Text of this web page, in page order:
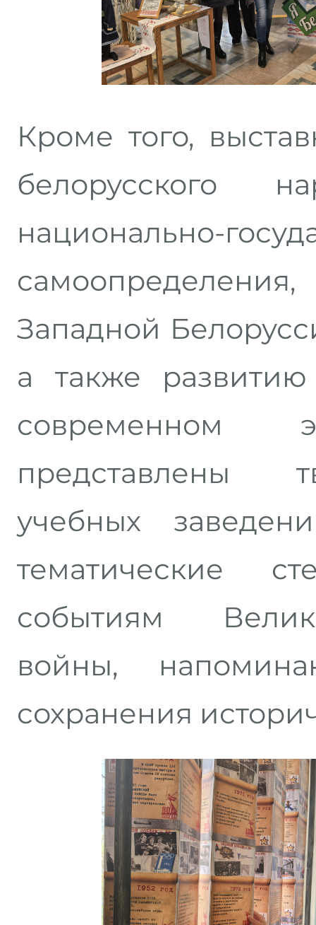
Кроме того,
белорусского
национально-
Западной
а также
представлены
учебных
тематические
событиям
войны,
сохранения